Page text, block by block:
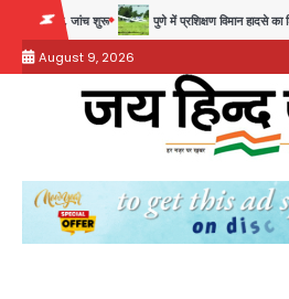
content
पुणे में प्रशिक्षण विमान हादसे का शिकार, कोई हताहत नहीं
August 9, 2026